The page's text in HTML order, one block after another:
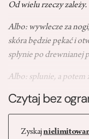
Od wielu rzeczy zależy.
Albo: wywlecze za
skóra będzie pękać i
spłynie po drewnianej
Albo: splunie, a
Czytaj bez
Zyskaj